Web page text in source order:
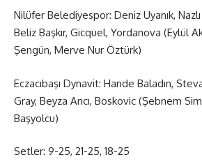
Nilüfer Belediyespor: Deniz Uyanık,
Beliz Başkır, Gicquel, Yordanova (Eylül
Şengün, Merve Nur Öztürk)
Eczacıbaşı Dynavit: Hande Baladın,
Gray, Beyza Arıcı, Boskovic (Şebnem
Başyolcu)
Setler: 9-25, 21-25, 18-25